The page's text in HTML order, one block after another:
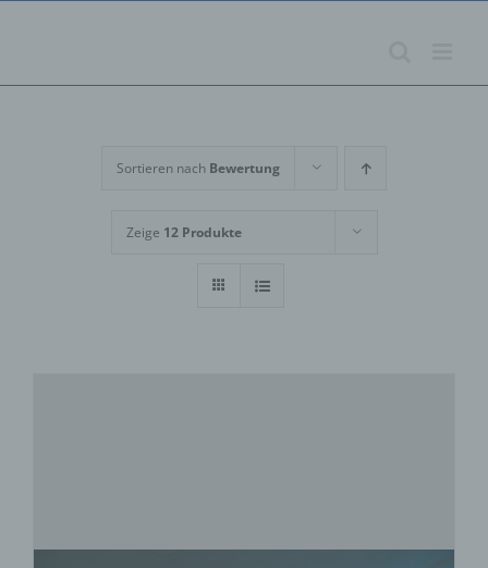
Sortieren nach Bewertung
Zeige 12 Produkte